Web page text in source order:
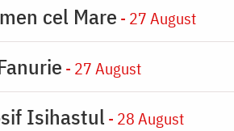
cel Mare - 27 August
- 27 August
Isihastul - 28 August